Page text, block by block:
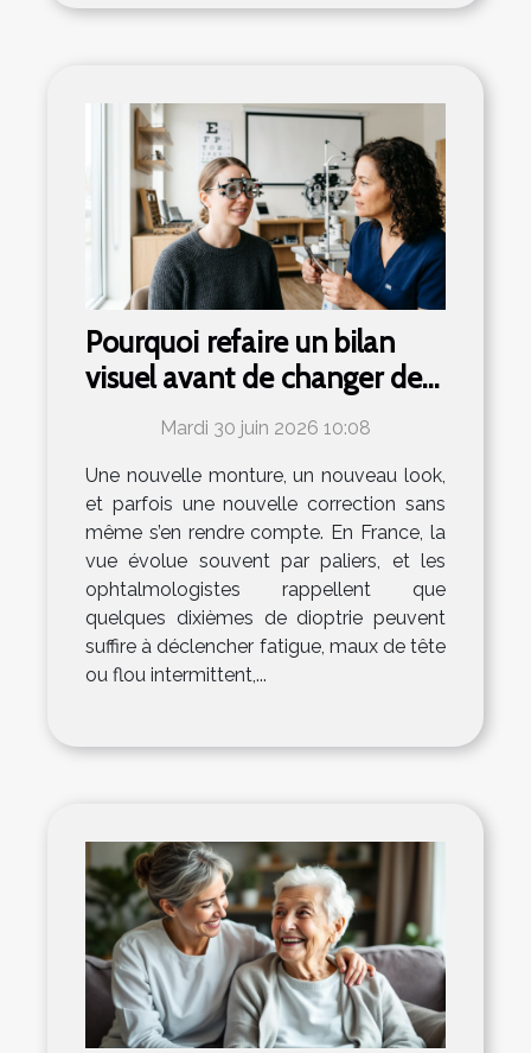
Pourquoi refaire un bilan
visuel avant de changer de
lunettes ?Mardi 30 juin 2026 10:08
Une nouvelle monture, un nouveau look,
et parfois une nouvelle correction sans
même s’en rendre compte. En France, la
vue évolue souvent par paliers, et les
ophtalmologistes rappellent que
quelques dixièmes de dioptrie peuvent
suffire à déclencher fatigue, maux de tête
ou flou intermittent,...